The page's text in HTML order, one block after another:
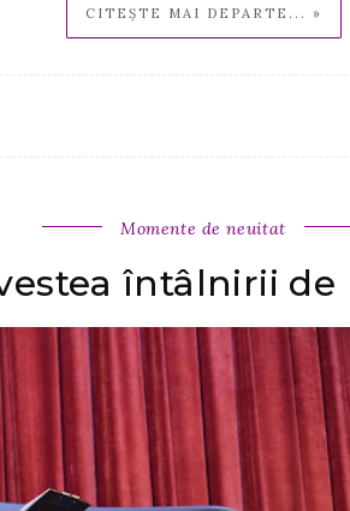
CITEȘTE MAI DEPARTE... »
Momente de neuitat
întâlnirii de